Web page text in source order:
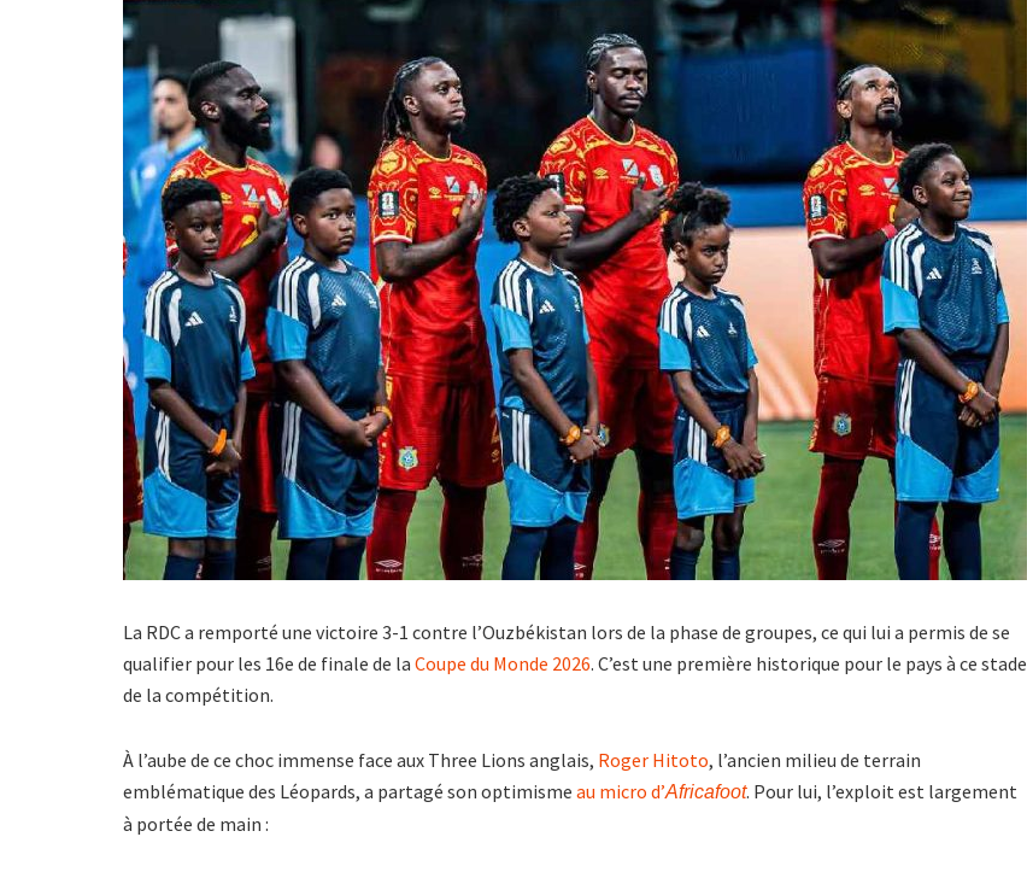
La RDC a remporté une victoire 3-1 contre l’Ouzbékistan lors de la phase de groupes, ce qui lui a permis de se
qualifier pour les 16e de finale de la Coupe du Monde 2026. C’est une première historique pour le pays à ce stade
de la compétition.
À l’aube de ce choc immense face aux Three Lions anglais, Roger Hitoto, l’ancien milieu de terrain
emblématique des Léopards, a partagé son optimisme au micro d’Africafoot. Pour lui, l’exploit est largement
à portée de main :